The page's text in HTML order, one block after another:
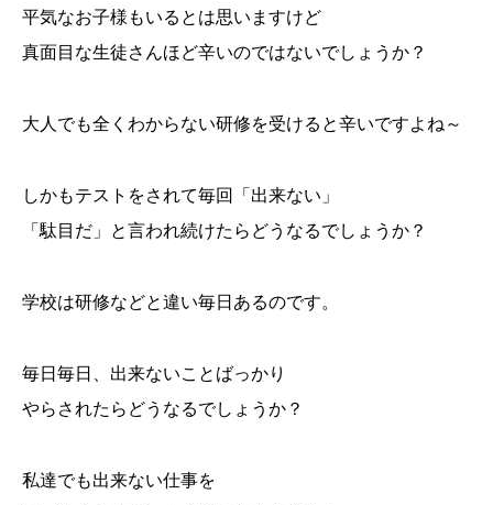
平気なお子様もいるとは思いますけど
真面目な生徒さんほど辛いのではないでしょうか？
大人でも全くわからない研修を受けると辛いですよね～
しかもテストをされて毎回「出来ない」
「駄目だ」と言われ続けたらどうなるでしょうか？
学校は研修などと違い毎日あるのです。
毎日毎日、出来ないことばっかり
やらされたらどうなるでしょうか？
私達でも出来ない仕事を